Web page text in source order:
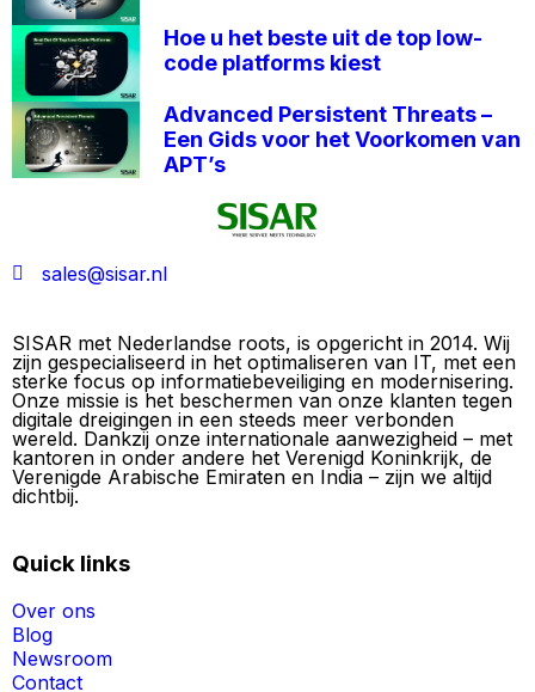
Hoe u het beste uit de top low-
code platforms kiest
Advanced Persistent Threats –
Een Gids voor het Voorkomen van
APT’s
sales@sisar.nl
SISAR met Nederlandse roots, is opgericht in 2014. Wij
zijn gespecialiseerd in het optimaliseren van IT, met een
sterke focus op informatiebeveiliging en modernisering.
Onze missie is het beschermen van onze klanten tegen
digitale dreigingen in een steeds meer verbonden
wereld. Dankzij onze internationale aanwezigheid – met
kantoren in onder andere het Verenigd Koninkrijk, de
Verenigde Arabische Emiraten en India – zijn we altijd
dichtbij.
Quick links
Over ons
Blog
Newsroom
Contact